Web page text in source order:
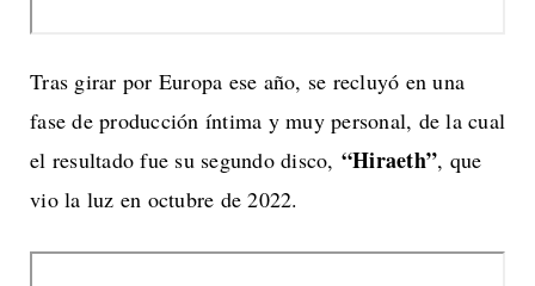
Tras girar por Europa ese año, se recluyó en una
fase de producción íntima y muy personal, de la cual
el resultado fue su segundo disco, “Hiraeth”, que
vio la luz en octubre de 2022.